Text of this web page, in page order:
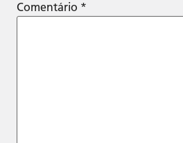
Comentário *